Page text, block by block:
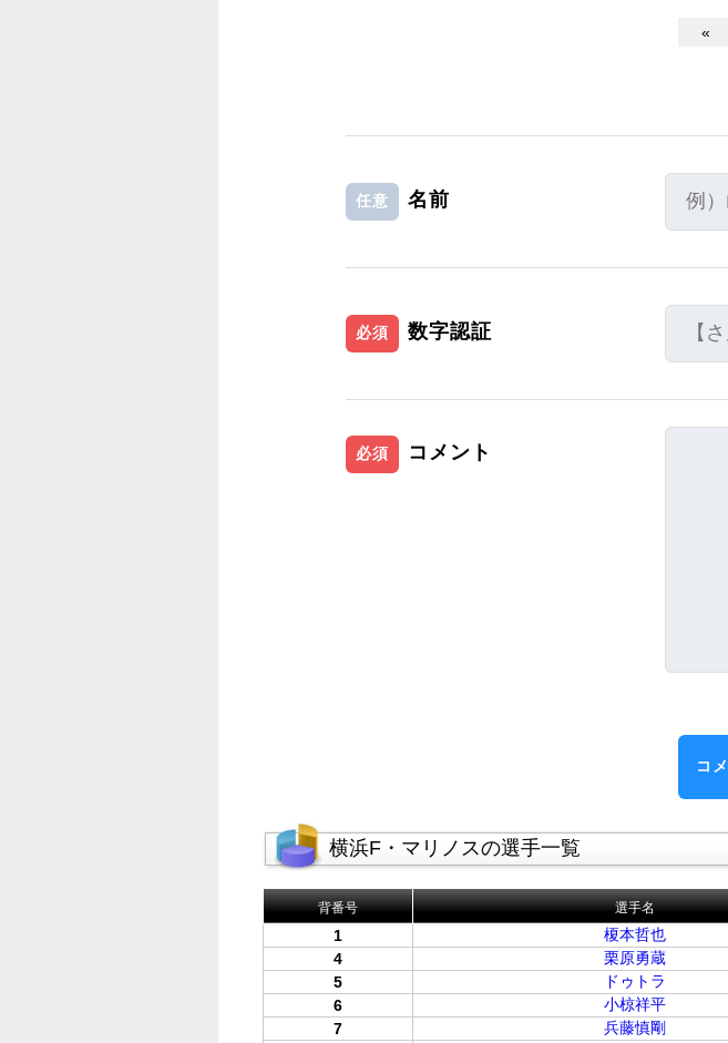
«
任意 名前
必須 数字認証
必須 コメント
横浜F・マリノスの選手一覧
背番号 選手名
1 榎本哲也
4
栗原勇蔵
5
ドゥトラ
6
小椋祥平
7
兵藤慎剛